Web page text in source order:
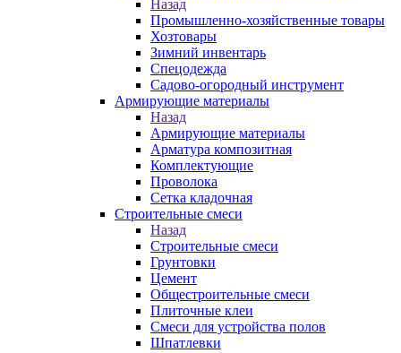
Назад
Промышленно-хозяйственные товары
Хозтовары
Зимний инвентарь
Спецодежда
Садово-огородный инструмент
Армирующие материалы
Назад
Армирующие материалы
Арматура композитная
Комплектующие
Проволока
Сетка кладочная
Строительные смеси
Назад
Строительные смеси
Грунтовки
Цемент
Общестроительные смеси
Плиточные клеи
Смеси для устройства полов
Шпатлевки